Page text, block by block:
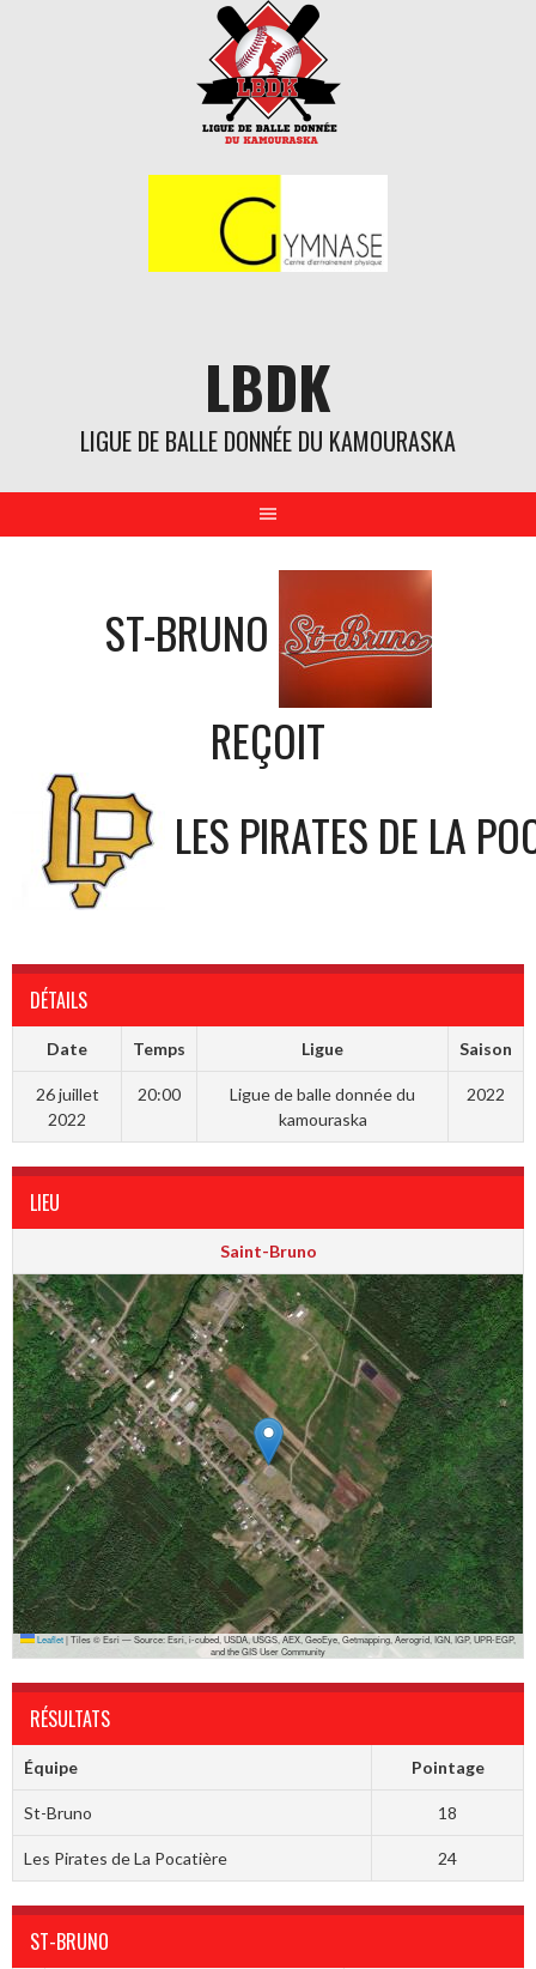
LBDK
LIGUE DE BALLE DONNÉE DU KAMOURASKA
ST-BRUNO
REÇOIT
LES PIRATES DE LA
DÉTAILS
Date Temps Ligue Saison
26 juillet
2022
20:00
Ligue de balle donnée du
kamouraska
2022
LIEU
Saint-Bruno
Leaflet|Tiles © Esri — Source: Esri, i-cubed, USDA, USGS, AEX, GeoEye, Getmapping, Aerogrid, IGN, IGP, UPR-EGP,
and the GIS User Community
RÉSULTATS
Équipe Pointage
St-Bruno 18
Les Pirates de La Pocatière 24
ST-BRUNO